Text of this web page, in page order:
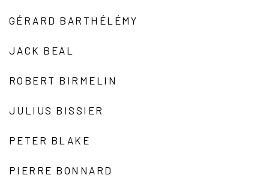
GÉRARD BARTHÉLÉMY
JACK BEAL
ROBERT BIRMELIN
JULIUS BISSIER
PETER BLAKE
PIERRE BONNARD